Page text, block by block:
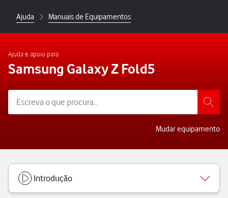
Ajuda Manuais de Equipamentos
Ajuda e apoio para
Samsung Galaxy Z Fold5
Mudar equipamento
Introdução